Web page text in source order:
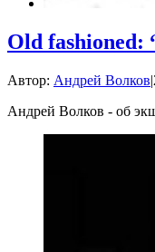
Old fashioned:
Автор: Андрей Волков|
Андрей Волков - об